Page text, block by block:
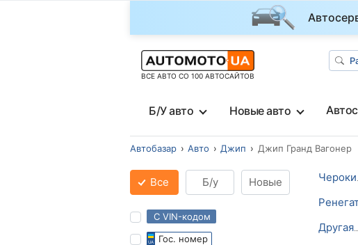
ВСЕ АВТО СО 100 АВТОСАЙТОВ
Б/У авто Новые авто
Автобазар Авто Джип Джип Гранд Вагонер
Все Б/у Новые
С VIN-кодом
Гос. номер
Чероки
Другая